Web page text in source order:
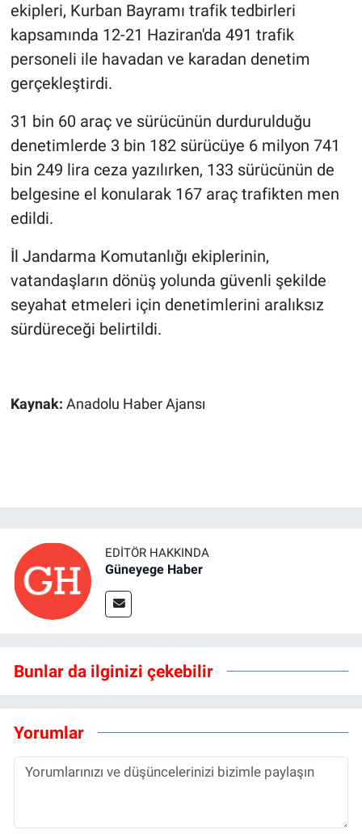
ekipleri, Kurban Bayramı trafik tedbirleri
kapsamında 12-21 Haziran'da 491 trafik
personeli ile havadan ve karadan denetim
gerçekleştirdi.
31 bin 60 araç ve sürücünün durdurulduğu
denetimlerde 3 bin 182 sürücüye 6 milyon 741
bin 249 lira ceza yazılırken, 133 sürücünün de
belgesine el konularak 167 araç trafikten men
edildi.
İl Jandarma Komutanlığı ekiplerinin,
vatandaşların dönüş yolunda güvenli şekilde
seyahat etmeleri için denetimlerini aralıksız
sürdüreceği belirtildi.
Kaynak: Anadolu Haber Ajansı
EDITÖR HAKKINDA
Güneyege Haber
Bunlar da ilginizi çekebilir
Yorumlar